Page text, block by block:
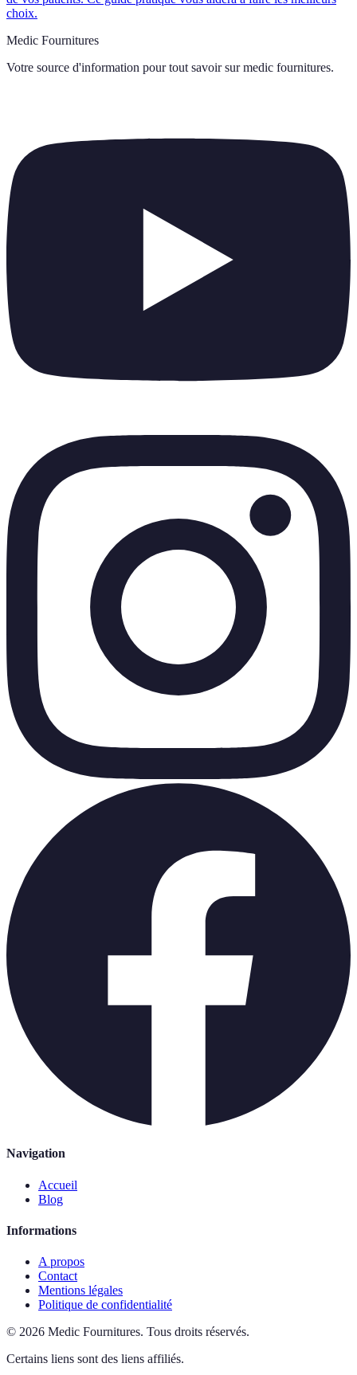
choix.
Medic Fournitures
Votre source d'information pour tout savoir sur medic fournitures.
Navigation
Accueil
Blog
Informations
A propos
Contact
Mentions légales
Politique de confidentialité
© 2026 Medic Fournitures. Tous droits réservés.
Certains liens sont des liens affiliés.